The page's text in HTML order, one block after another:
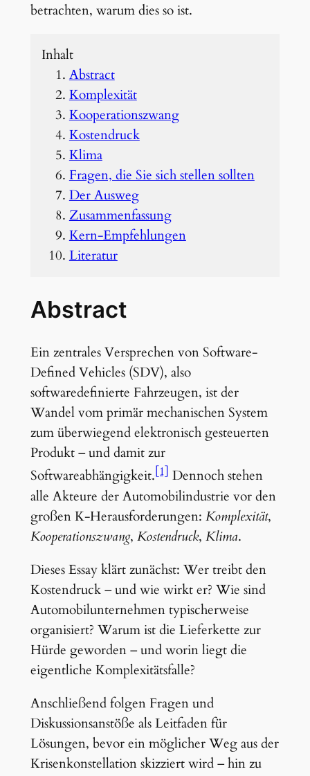
betrachten, warum dies so ist.
Inhalt
Abstract
Komplexität
Kooperationszwang
Kostendruck
Klima
Fragen, die Sie sich stellen sollten
Der Ausweg
Zusammenfassung
Kern-Empfehlungen
Literatur
Abstract
Ein zentrales Versprechen von Software-
Defined Vehicles (SDV), also
softwaredefinierte Fahrzeugen, ist der
Wandel vom primär mechanischen System
zum überwiegend elektronisch gesteuerten
Produkt – und damit zur
Softwareabhängigkeit.[1] Dennoch stehen
alle Akteure der Automobilindustrie vor den
großen K-Herausforderungen: Komplexität,
Kooperationszwang, Kostendruck, Klima.
Dieses Essay klärt zunächst: Wer treibt den
Kostendruck – und wie wirkt er? Wie sind
Automobilunternehmen typischerweise
organisiert? Warum ist die Lieferkette zur
Hürde geworden – und worin liegt die
eigentliche Komplexitätsfalle?
Anschließend folgen Fragen und
Diskussionsanstöße als Leitfaden für
Lösungen, bevor ein möglicher Weg aus der
Krisenkonstellation skizziert wird – hin zu